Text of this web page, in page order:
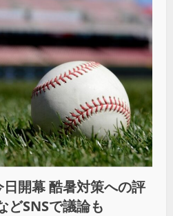
開幕 酷暑対策への評
どSNSで議論も